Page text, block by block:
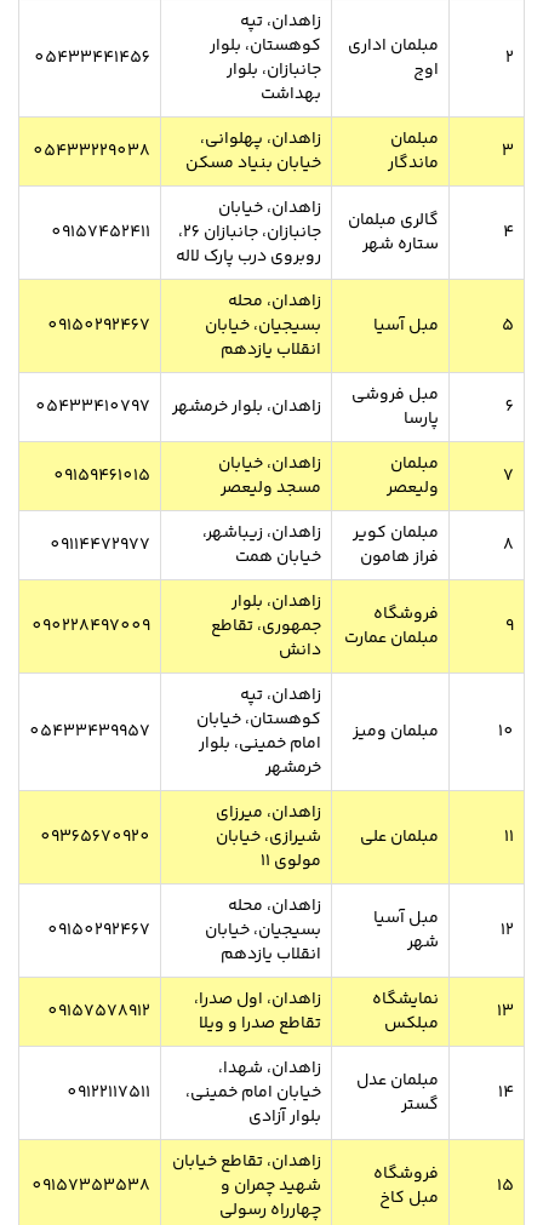
2
مبلمان اداری
اوج
زاهدان، تپه
کوهستان، بلوار
جانبازان، بلوار
بهداشت
05433441456
3
مبلمان
ماندگار
زاهدان، پهلوانی،
خیابان بنیاد مسکن
05433229038
4
گالری مبلمان
ستاره شهر
زاهدان، خیابان
جانبازان، جانبازان 26،
روبروی درب پارک لاله
09157452411
5 مبل آسیا
زاهدان، محله
بسیجیان، خیابان
انقلاب یازدهم
09150292467
6
مبل فروشی
پارسا
زاهدان، بلوار خرمشهر 05433410797
7
مبلمان
ولیعصر
زاهدان، خیابان
مسجد ولیعصر
09159461015
8
مبلمان کویر
فراز هامون
زاهدان، زیباشهر،
خیابان همت
09114472977
9
فروشگاه
مبلمان عمارت
زاهدان، بلوار
جمهوری، تقاطع
دانش
090228497009
10 مبلمان ومیز
زاهدان، تپه
کوهستان، خیابان
امام خمینی، بلوار
خرمشهر
05433439957
11 مبلمان علی
زاهدان، میرزای
شیرازی، خیابان
مولوی 11
09365670920
12
مبل آسیا
شهر
زاهدان، محله
بسیجیان، خیابان
انقلاب یازدهم
09150292467
13
نمایشگاه
مبلکس
زاهدان، اول صدرا،
تقاطع صدرا و ویلا
09157578912
14
مبلمان عدل
گستر
زاهدان، شهدا،
خیابان امام خمینی،
بلوار آزادی
09122117511
15
فروشگاه
مبل کاخ
زاهدان، تقاطع خیابان
شهید چمران و
چهارراه رسولی
09157353538